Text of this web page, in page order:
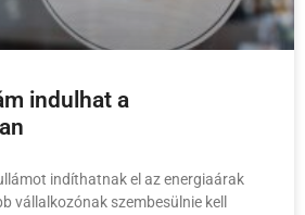
indulhat a
indíthatnak el az energiaárak
vállalkozónak szembesülnie kell